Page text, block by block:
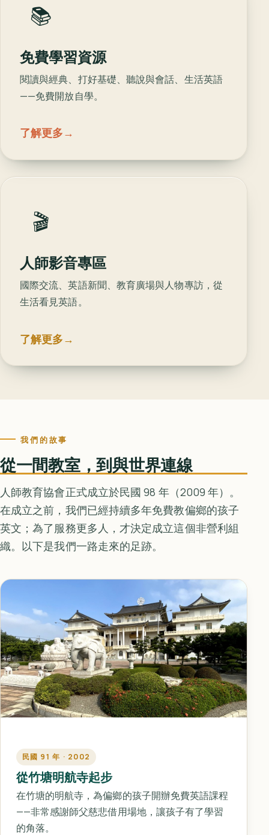
📚
免費學習資源
閱讀與經典、打好基礎、聽說與會話、生活英語
——免費開放自學。
了解更多→
🎬
人師影音專區
國際交流、英語新聞、教育廣場與人物專訪，從
生活看見英語。
了解更多→
我們的故事
從一間教室，到與世界連線
人師教育協會正式成立於民國 98 年（2009 年）。
在成立之前，我們已經持續多年免費教偏鄉的孩子
英文；為了服務更多人，才決定成立這個非營利組
織。以下是我們一路走來的足跡。
民國 91 年 · 2002
從竹塘明航寺起步
在竹塘的明航寺，為偏鄉的孩子開辦免費英語課程
——非常感謝師父慈悲借用場地，讓孩子有了學習
的角落。